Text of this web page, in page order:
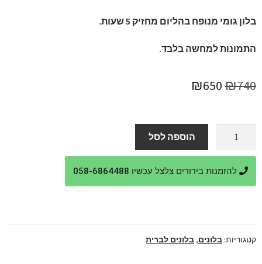
בלון גומי מנופח בהליום מחזיק 5 שעות.
התמונות למחשה בלבד.
₪740
המחיר
היה:
₪740.
₪650
הוא:
₪650.
בלונים
לברית
מבצע
הוספה לסל
להזמנות בירורים צלצל עכשיו 058-6864488
קטגוריות: בלונים, בלונים לברית